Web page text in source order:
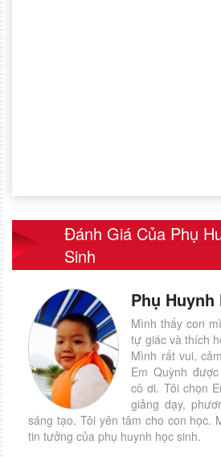
Đánh Giá Của Phụ
Sinh
Phụ
Mình thấy con
tự giác và thích
Mình rất vui,
Em Quỳnh
cô ơi. Tôi chọn
giảng dạy,
sáng tạo. Tôi yên tâm cho con học.
tin tưởng của phụ huynh học sinh.